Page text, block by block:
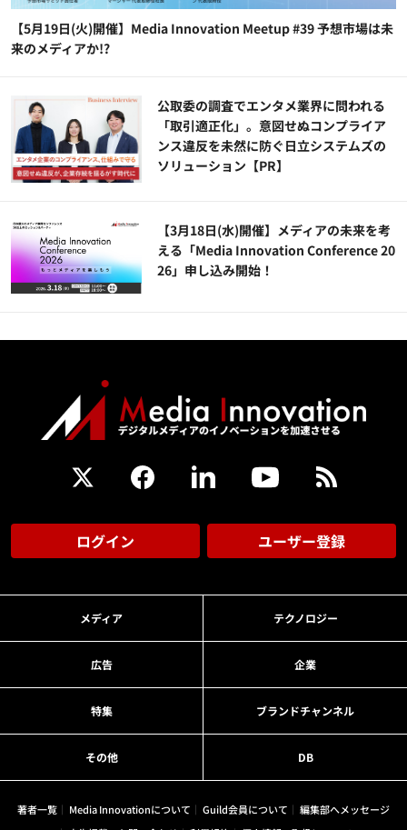
【5月19日(火)開催】Media Innovation Meetup #39 予想市場は未
来のメディアか!?
公​​取委の調査でエンタメ業界に問われる
「取引適正化」。意図せぬコンプライア
ンス違反を未然に防ぐ日立システムズの
ソリューション​【PR】
【3月18日(水)開催】メディアの未来を考
える「Media Innovation Conference 20
26」申し込み開始！
ログイン ユーザー登録
メディア テクノロジー
広告 企業
特集 ブランドチャンネル
その他 DB
著者一覧 Media Innovationについて Guild会員について
編集部へメッセージ